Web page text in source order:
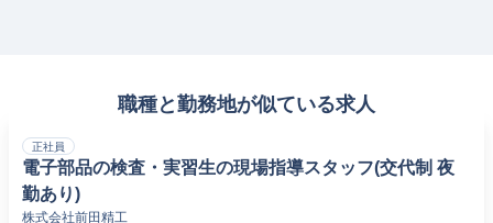
職種と勤務地が似ている求人
正社員
電子部品の検査・実習生の現場指導スタッフ(交代制 夜
勤あり)
株式会社前田精工